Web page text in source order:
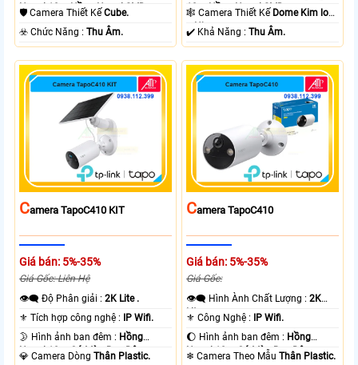
Ngoại 10m Hồng Ngoại SMD.
🛡 Camera Thiết KếCube.
️☣️ Chức Năng :Thu Âm.
10m Hồng Ngoại SMD.
🕸️ Camera Thiết Kế Dome Kim loại
+ Nhựa.
️✔️ Khả Năng :Thu Âm.
CAmera TapoC410 KIT
Giá bán: 5%-35%
Giá Gốc: Liên Hệ
👁️‍🗨 Độ Phân giải :2K Lite .
⚜️ Tích hợp công nghệ :
IP Wifi.
🌛 Hình ảnh ban đêm : Hồng
Ngoại 10m Có Màu Ban Ðêm.
💎 Camera DòngThân Plastic.
CAmera TapoC410
Giá bán: 5%-35%
Giá Gốc:
👁️‍🗨 Hình Ành Chất Lượng :2K
Lite .
⚜️ Công Nghệ :
IP Wifi.
🌔 Hình ảnh ban đêm : Hồng
Ngoại 10m Có Màu Ban Ðêm.
❄ Camera Theo MẫuThân Plastic.